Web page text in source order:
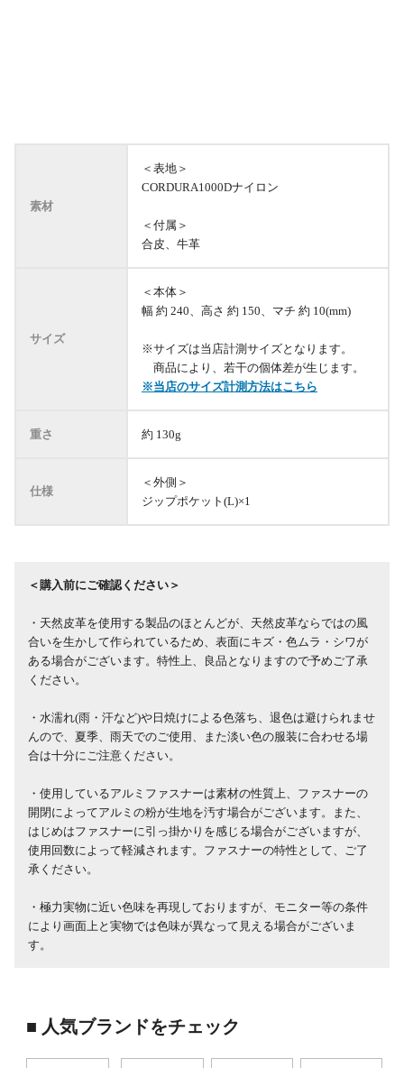
素材
＜表地＞
CORDURA1000Dナイロン
＜付属＞
合皮、牛革
サイズ
＜本体＞
幅 約 240、高さ 約 150、マチ 約 10(mm)
※サイズは当店計測サイズとなります。
商品により、若干の個体差が生じます。
※当店のサイズ計測方法はこちら
重さ 約 130g
仕様
＜外側＞
ジップポケット(L)×1
＜購入前にご確認ください＞
・天然皮革を使用する製品のほとんどが、天然皮革ならではの風
合いを生かして作られているため、表面にキズ・色ムラ・シワが
ある場合がございます。特性上、良品となりますので予めご了承
ください。
・水濡れ(雨・汗など)や日焼けによる色落ち、退色は避けられませ
んので、夏季、雨天でのご使用、また淡い色の服装に合わせる場
合は十分にご注意ください。
・使用しているアルミファスナーは素材の性質上、ファスナーの
開閉によってアルミの粉が生地を汚す場合がございます。また、
はじめはファスナーに引っ掛かりを感じる場合がございますが、
使用回数によって軽減されます。ファスナーの特性として、ご了
承ください。
・極力実物に近い色味を再現しておりますが、モニター等の条件
により画面上と実物では色味が異なって見える場合がございま
す。
■ 人気ブランドをチェック